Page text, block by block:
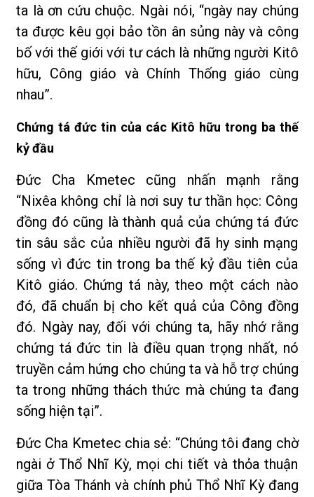
ta là ơn cứu chuộc. Ngài nói, “ngày nay chúng
ta được kêu gọi bảo tồn ân sủng này và công
bố với thế giới với tư cách là những người Kitô
hữu, Công giáo và Chính Thống giáo cùng
nhau”.
Chứng tá đức tin của các Kitô hữu trong ba thế
kỷ đầu
Đức Cha Kmetec cũng nhấn mạnh rằng
“Nixêa không chỉ là nơi suy tư thần học: Công
đồng đó cũng là thành quả của chứng tá đức
tin sâu sắc của nhiều người đã hy sinh mạng
sống vì đức tin trong ba thế kỷ đầu tiên của
Kitô giáo. Chứng tá này, theo một cách nào
đó, đã chuẩn bị cho kết quả của Công đồng
đó. Ngày nay, đối với chúng ta, hãy nhớ rằng
chứng tá đức tin là điều quan trọng nhất, nó
truyền cảm hứng cho chúng ta và hỗ trợ chúng
ta trong những thách thức mà chúng ta đang
sống hiện tại”.
Đức Cha Kmetec chia sẻ: “Chúng tôi đang chờ
ngài ở Thổ Nhĩ Kỳ, mọi chi tiết và thỏa thuận
giữa Tòa Thánh và chính phủ Thổ Nhĩ Kỳ đang